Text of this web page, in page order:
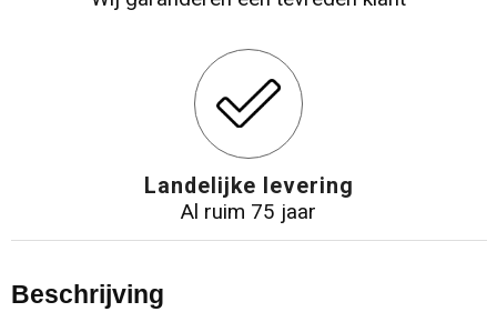
Landelijke levering
Al ruim 75 jaar
Beschrijving